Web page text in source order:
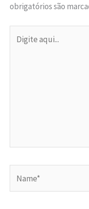
obrigatórios são
aqui...